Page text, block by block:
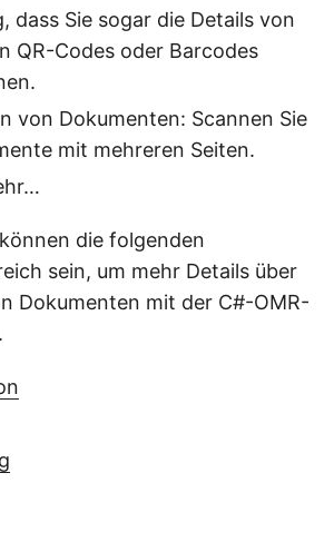
dass Sie sogar die Details von
QR-Codes oder Barcodes
von Dokumenten: Scannen Sie
mit mehreren Seiten.
die folgenden
sein, um mehr Details über
Dokumenten mit der C#-OMR-